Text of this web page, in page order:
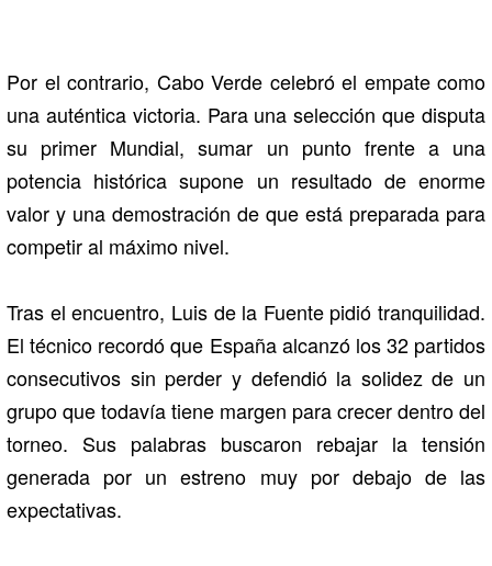
Por el contrario, Cabo Verde celebró el empate como
una auténtica victoria. Para una selección que disputa
su primer Mundial, sumar un punto frente a una
potencia histórica supone un resultado de enorme
valor y una demostración de que está preparada para
competir al máximo nivel.
Tras el encuentro, Luis de la Fuente pidió tranquilidad.
El técnico recordó que España alcanzó los 32 partidos
consecutivos sin perder y defendió la solidez de un
grupo que todavía tiene margen para crecer dentro del
torneo. Sus palabras buscaron rebajar la tensión
generada por un estreno muy por debajo de las
expectativas.